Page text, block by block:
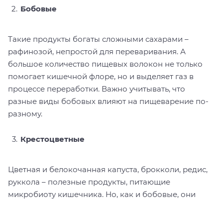
Бобовые
Такие продукты богаты сложными сахарами –
рафинозой, непростой для переваривания. А
большое количество пищевых волокон не только
помогает кишечной флоре, но и выделяет газ в
процессе переработки. Важно учитывать, что
разные виды бобовых влияют на пищеварение по-
разному.
Крестоцветные
Цветная и белокочанная капуста, брокколи, редис,
руккола – полезные продукты, питающие
микробиоту кишечника. Но, как и бобовые, они